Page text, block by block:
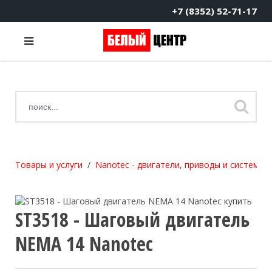
+7 (8352) 52-71-17
Товары и услуги Nanotec - двигатели, приводы и системы
ST3518 - Шаговый двигатель
NEMA 14 Nanotec